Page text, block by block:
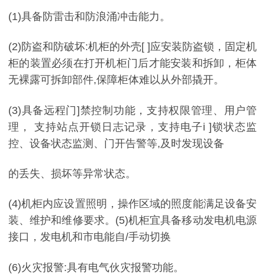
(1)具备防雷击和防浪涌冲击能力。
(2)防盗和防破坏:机柜的外壳[ ]应安装防盗锁，固定机
柜的装置必须在打开机柜门后才能安装和拆卸，柜体
无裸露可拆卸部件,保障柜体难以从外部撬开。
(3)具备远程门]禁控制功能，支持权限管理、用户管
理， 支持站点开锁日志记录，支持电子i ]锁状态监
控、设备状态监测、门开告警等,及时发现设备
的丢失、损坏等异常状态。
(4)机柜内应设置照明，操作区域的照度能满足设备安
装、维护和维修要求。(5)机柜宜具备移动发电机电源
接口，发电机和市电能自/手动切换
(6)火灾报警:具有电气伙灾报警功能。